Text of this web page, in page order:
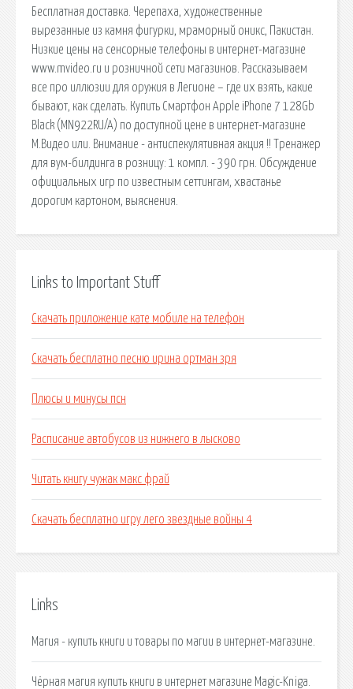
Бесплатная доставка. Черепаха, художественные
вырезанные из камня фигурки, мраморный оникс, Пакистан.
Низкие цены на сенсорные телефоны в интернет-магазине
www.mvideo.ru и розничной сети магазинов. Рассказываем
все про иллюзии для оружия в Легионе – где их взять, какие
бывают, как сделать. Купить Смартфон Apple iPhone 7 128Gb
Black (MN922RU/A) по доступной цене в интернет-магазине
М.Видео или. Внимание - антиспекулятивная акция !! Тренажер
для вум-билдинга в розницу: 1 компл. - 390 грн. Обсуждение
официальных игр по известным сеттингам, хвастанье
дорогим картоном, выяснения.
Links to Important Stuff
Скачать приложение кате мобиле на телефон
Скачать бесплатно песню ирина ортман зря
Плюсы и минусы псн
Расписание автобусов из нижнего в лысково
Читать книгу чужак макс фрай
Скачать бесплатно игру лего звездные войны 4
Links
Магия - купить книги и товары по магии в интернет-магазине.
Чёрная магия купить книги в интернет магазине Magic-Kniga.